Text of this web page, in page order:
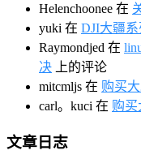
Helenchoonee 在
yuki 在 DJI大疆
Raymondjed 在
决 上的评论
mitcmljs 在 购买
carl。kuci 在 购买
文章日志